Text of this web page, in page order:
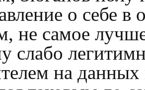
о себе
не самое
слабо
на